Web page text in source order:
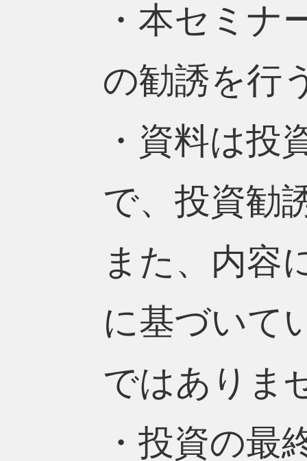
・本セミナ
の勧誘を行
・資料は投
で、投資勧
また、内容
に基づいて
ではありま
・投資の最